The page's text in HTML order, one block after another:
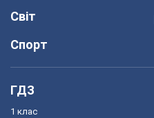
Світ
Спорт
ГДЗ
1 клас